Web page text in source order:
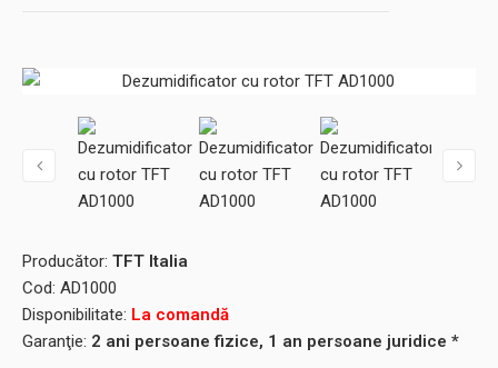
Producător: TFT Italia
Cod: AD1000
Disponibilitate: La comandă
Garanţie: 2 ani persoane fizice, 1 an persoane juridice *